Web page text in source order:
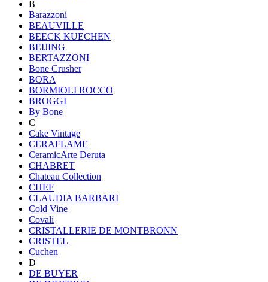
B
Barazzoni
BEAUVILLE
BEECK KUECHEN
BEIJING
BERTAZZONI
Bone Crusher
BORA
BORMIOLI ROCCO
BROGGI
By Bone
C
Cake Vintage
CERAFLAME
CeramicArte Deruta
CHABRET
Chateau Collection
CHEF
CLAUDIA BARBARI
Cold Vine
Covali
CRISTALLERIE DE MONTBRONN
CRISTEL
Cuchen
D
DE BUYER